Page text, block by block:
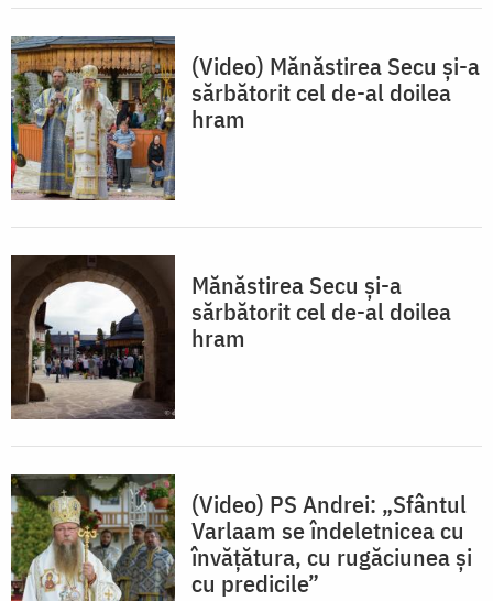
(Video) Mănăstirea Secu și-a
sărbătorit cel de-al doilea
hram
Mănăstirea Secu și-a
sărbătorit cel de-al doilea
hram
(Video) PS Andrei: „Sfântul
Varlaam se îndeletnicea cu
învățătura, cu rugăciunea și
cu predicile”